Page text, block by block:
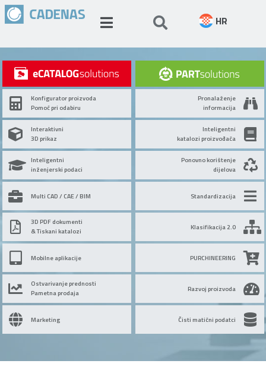
HR
Konfigurator proizvoda
Pomoć pri odabiru
Interaktivni
3D prikaz
Inteligentni
inženjerski podaci
Multi CAD / CAE / BIM
3D PDF dokumenti
& Tiskani katalozi
Mobilne aplikacije
Ostvarivanje prednosti
Pametna prodaja
Marketing
Pronalaženje
informacija
Inteligentni
katalozi proizvođača
Ponovno korištenje
dijelova
Standardizacija
Klasifikacija 2.0
PURCHINEERING
Razvoj proizvoda
Čisti matični podatci